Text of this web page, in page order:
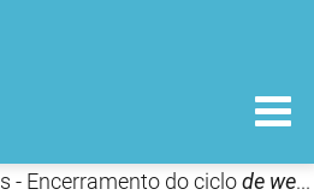
- Encerramento do ciclode webinars Tecnologias